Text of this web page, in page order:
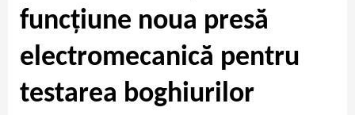
funcțiune noua presă
electromecanică pentru
testarea boghiurilor